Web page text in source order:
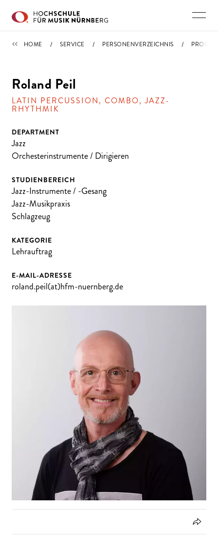
PERSONENVERZEICHNIS
HOME SERVICE PERSONENVERZEICHNIS PROFIL
Roland Peil
LATIN PERCUSSION, COMBO, JAZZ-
RHYTHMIK
DEPARTMENT
Jazz
Orchesterinstrumente / Dirigieren
STUDIENBEREICH
Jazz-Instrumente / -Gesang
Jazz-Musikpraxis
Schlagzeug
KATEGORIE
Lehrauftrag
E-MAIL-ADRESSE
roland.peil(at)hfm-nuernberg.de